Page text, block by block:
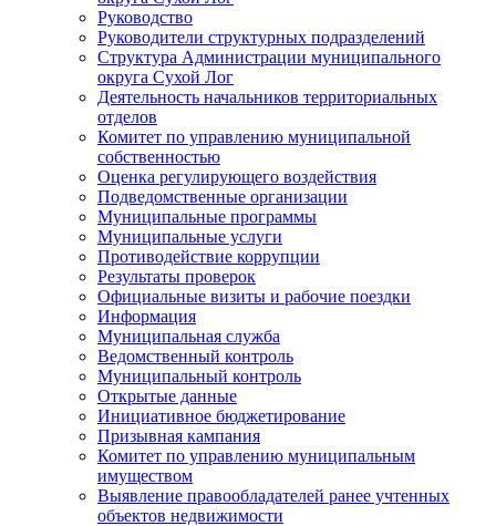
Руководство
Руководители структурных подразделений
Структура Администрации муниципального
округа Сухой Лог
Деятельность начальников территориальных
отделов
Комитет по управлению муниципальной
собственностью
Оценка регулирующего воздействия
Подведомственные организации
Муниципальные программы
Муниципальные услуги
Противодействие коррупции
Результаты проверок
Официальные визиты и рабочие поездки
Информация
Муниципальная служба
Ведомственный контроль
Муниципальный контроль
Открытые данные
Инициативное бюджетирование
Призывная кампания
Комитет по управлению муниципальным
имуществом
Выявление правообладателей ранее учтенных
объектов недвижимости